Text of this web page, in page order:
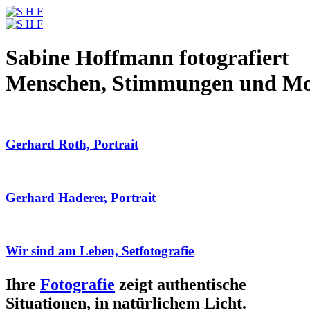
Sabine Hoffmann fotografiert
Menschen, Stimmungen und
Gerhard Roth, Portrait
Gerhard Haderer, Portrait
Wir sind am Leben, Setfotografie
Ihre Fotografie zeigt authentische
Situationen, in natürlichem Licht.